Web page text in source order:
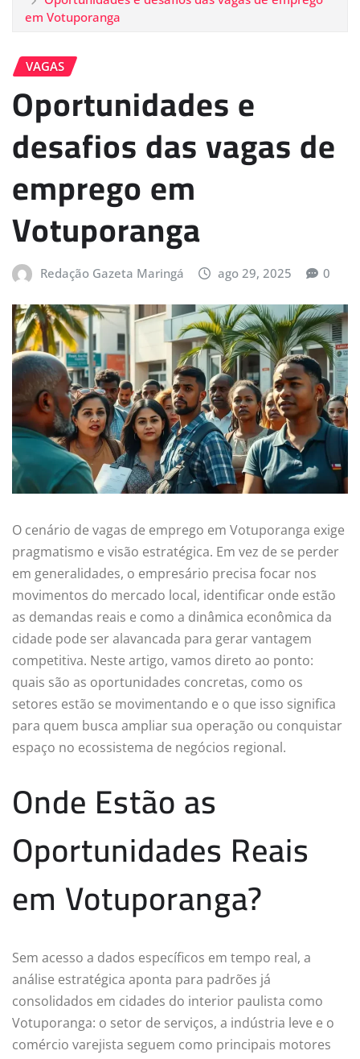
em Votuporanga
VAGAS
Oportunidades e
desafios das vagas de
emprego em
Votuporanga
Redação Gazeta Maringá ago 29, 2025 0
O cenário de vagas de emprego em Votuporanga exige
pragmatismo e visão estratégica. Em vez de se perder
em generalidades, o empresário precisa focar nos
movimentos do mercado local, identificar onde estão
as demandas reais e como a dinâmica econômica da
cidade pode ser alavancada para gerar vantagem
competitiva. Neste artigo, vamos direto ao ponto:
quais são as oportunidades concretas, como os
setores estão se movimentando e o que isso significa
para quem busca ampliar sua operação ou conquistar
espaço no ecossistema de negócios regional.
Onde Estão as
Oportunidades Reais
em Votuporanga?
Sem acesso a dados específicos em tempo real, a
análise estratégica aponta para padrões já
consolidados em cidades do interior paulista como
Votuporanga: o setor de serviços, a indústria leve e o
comércio varejista seguem como principais motores